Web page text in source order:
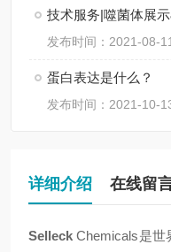
技术服务|噬菌体展
发布时间：2021-08-11
蛋白表达是什么？
发布时间：2021-10-
详细介绍 在线留
Selleck Chemicals是世